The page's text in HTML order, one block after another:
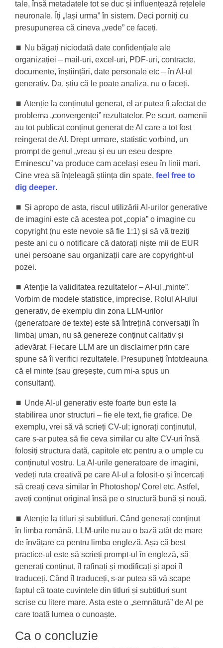
tale, însă metadatele tot se duc și influențează rețelele
neuronale. Îți „lași urma” în sistem. Deci porniți cu
presupunerea că cineva „vede” ce faceți.
⏹️ Nu băgați niciodată date confidențiale ale
organizației – mail-uri, excel-uri, PDF-uri, contracte,
documente, înștiințări, date personale etc – în AI-ul
generativ. Da, știu că le poate analiza, nu o faceți.
⏹️ Atenție la conținutul generat, el ar putea fi afectat de
problema „convergenței” rezultatelor. Pe scurt, oamenii
au tot publicat conținut generat de AI care a tot fost
reingerat de AI. Drept urmare, statistic vorbind, un
prompt de genul „vreau și eu un eseu despre
Eminescu” va produce cam același eseu în linii mari.
Cine vrea să înțeleagă știința din spate, feel free to
dig deeper.
⏹️ Și apropo de asta, riscul utilizării AI-urilor generative
de imagini este că acestea pot „copia” o imagine cu
copyright (nu este nevoie să fie 1:1) și să vă treziți
peste ani cu o notificare că datorați niște mii de EUR
unei persoane sau organizații care are copyright-ul
pozei.
⏹️ Atenție la validitatea rezultatelor – AI-ul „minte”.
Vorbim de modele statistice, imprecise. Rolul AI-ului
generativ, de exemplu din zona LLM-urilor
(generatoare de texte) este să întrețină conversații în
limbaj uman, nu să genereze conținut calitativ și
adevărat. Fiecare LLM are un disclaimer prin care
spune să îi verifici rezultatele. Presupuneți întotdeauna
că el minte (sau greșește, cum mi-a spus un
consultant).
⏹️ Unde AI-ul generativ este foarte bun este la
stabilirea unor structuri – fie ele text, fie grafice. De
exemplu, vrei să vă scrieți CV-ul; ignorați conținutul,
care s-ar putea să fie ceva similar cu alte CV-uri însă
folosiți structura dată, capitole etc pentru a o umple cu
conținutul vostru. La AI-urile generatoare de imagini,
vedeți ruta creativă pe care AI-ul a folosit-o și încercați
să creați ceva similar în Photoshop/ Corel etc. Astfel,
aveți conținut original însă pe o structură bună și nouă.
⏹️ Atenție la titluri și subtitluri. Când generați conținut
în limba română, LLM-urile nu au o bază atât de mare
de învățare ca pentru limba engleză. Așa că best
practice-ul este să scrieți prompt-ul în engleză, să
generați conținut, îl rafinați și modificați și apoi îl
traduceți. Când îl traduceți, s-ar putea să vă scape
faptul că toate cuvintele din titluri și subtitluri sunt
scrise cu litere mare. Asta este o „semnătură” de AI pe
care toată lumea o cunoaște.
Ca o concluzie